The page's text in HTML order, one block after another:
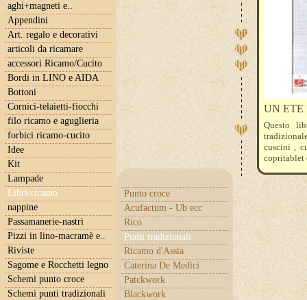
aghi+magneti e..
Appendini
Art. regalo e decorativi
articoli da ricamare
accessori Ricamo/Cucito
Bordi in LINO e AIDA
Bottoni
Cornici-telaietti-fiocchi
filo ricamo e aguglieria
forbici ricamo-cucito
Idee
Kit
Lampade
Libri-ricamo
Punto croce
Acufactum - Ub ecc
Rico
Punti tradizionali
Ricamo d'Assia
Caterina De Medici
Patckwork
Blackwork
nappine
Passamanerie-nastri
Pizzi in lino-macramè e..
Riviste
Sagome e Rocchetti legno
Schemi punto croce
Schemi punti tradizionali
UN ETE
Questo
cuscini ,
copritablet